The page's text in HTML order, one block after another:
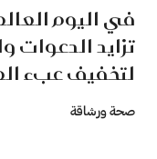
في اليوم
تزايد الدعوات
لتخفيف عبء
صحة ورشاقة